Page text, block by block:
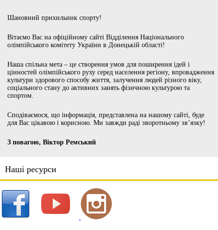
Шановний прихильник спорту!
Вітаємо Вас на офіційному сайті Відділення Національного
олімпійського комітету України в Донецькій області!
Наша спільна мета – це створення умов для поширення ідей і
цінностей олімпійського руху серед населення регіону, впровадження
культури здорового способу життя, залучення людей різного віку,
соціального стану до активних занять фізичною культурою та
спортом.
Сподіваємося, що інформація, представлена на нашому сайті, буде
для Вас цікавою і корисною. Ми завжди раді зворотньому зв’язку!
З повагою, Віктор Ремський
Наші ресурси